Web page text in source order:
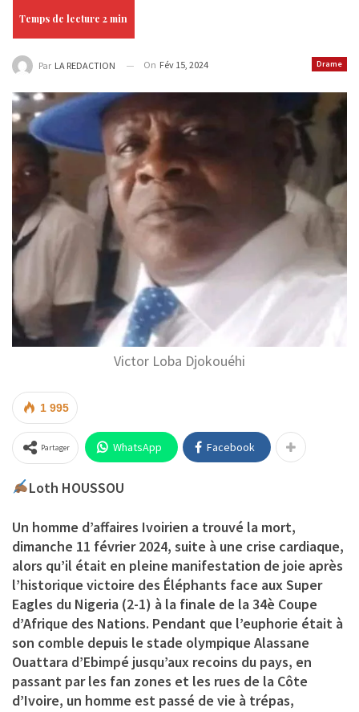
Drame
Par LA REDACTION On Fév 15, 2024
Victor Loba Djokouéhi
1 995
Partager WhatsApp Facebook
Loth HOUSSOU
Un homme d’affaires Ivoirien a trouvé la mort,
dimanche 11 février 2024, suite à une crise cardiaque,
alors qu’il était en pleine manifestation de joie après
l’historique victoire des Éléphants face aux Super
Eagles du Nigeria (2-1) à la finale de la 34è Coupe
d’Afrique des Nations. Pendant que l’euphorie était à
son comble depuis le stade olympique Alassane
Ouattara d’Ebimpé jusqu’aux recoins du pays, en
passant par les fan zones et les rues de la Côte
d’Ivoire, un homme est passé de vie à trépas,